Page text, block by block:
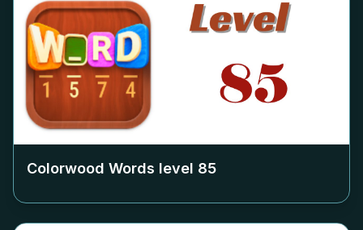
Colorwood Words level 85